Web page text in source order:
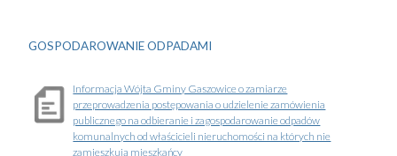
GOSPODAROWANIE ODPADAMI
Informacja Wójta Gminy Gaszowice o zamiarze
przeprowadzenia postępowania o udzielenie zamówienia
publicznego na odbieranie i zagospodarowanie odpadów
komunalnych od właścicieli nieruchomości na których nie
zamieszkują mieszkańcy